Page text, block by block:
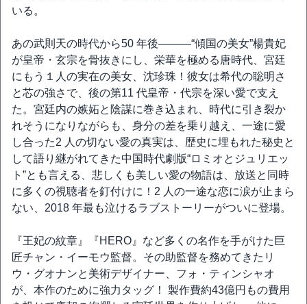
いる。
あの武則天の時代から50 年後———“傾国の美女”楊貴妃
が皇帝・玄宗を骨抜きにし、栄華を極める唐時代、宮廷
にもう１人の実在の美女、沈珍珠！彼女は希代の聡明さ
と芯の強さで、後の第11 代皇帝・代宗を深い愛で支え
た。宮廷内の嫉妬と陰謀に巻き込まれ、時代に引き裂か
れそうになりながらも、身分の差を乗り越え、一途に愛
し合った2 人の切ない愛の真実は、歴史に埋もれた秘史と
して語り継がれてきた中国時代劇版“ロミオとジュリエッ
ト”とも言える、悲しくも美しい愛の物語は、放送と同時
に多くの視聴者を釘付けに！2 人の一途な恋に涙が止まら
ない、2018 年最も泣けるラブストーリーがついに登場。
『王妃の紋章』『HERO』など多くの名作を手がけた巨
匠チャン・イーモウ監督。その助監督を務めてきたリ
ウ・グオナンと美術デザイナー、フォ・ティンシャオ
が、本作のために強力タッグ！ 製作費約43億円もの費用